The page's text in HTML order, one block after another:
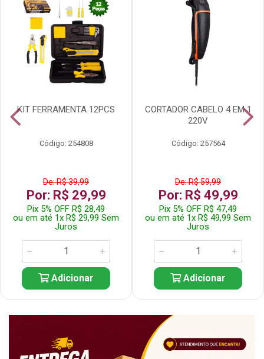
KIT FERRAMENTA 12PCS
Código: 254808
De: R$ 39,99
Por: R$ 29,99
Pix 5% OFF R$ 28,49
ou em até 1x R$ 29,99 Sem
Juros
Adicionar
CORTADOR CABELO 4 EM 1
220V
Código: 257564
De: R$ 59,99
Por: R$ 49,99
Pix 5% OFF R$ 47,49
ou em até 1x R$ 49,99 Sem
Juros
Adicionar